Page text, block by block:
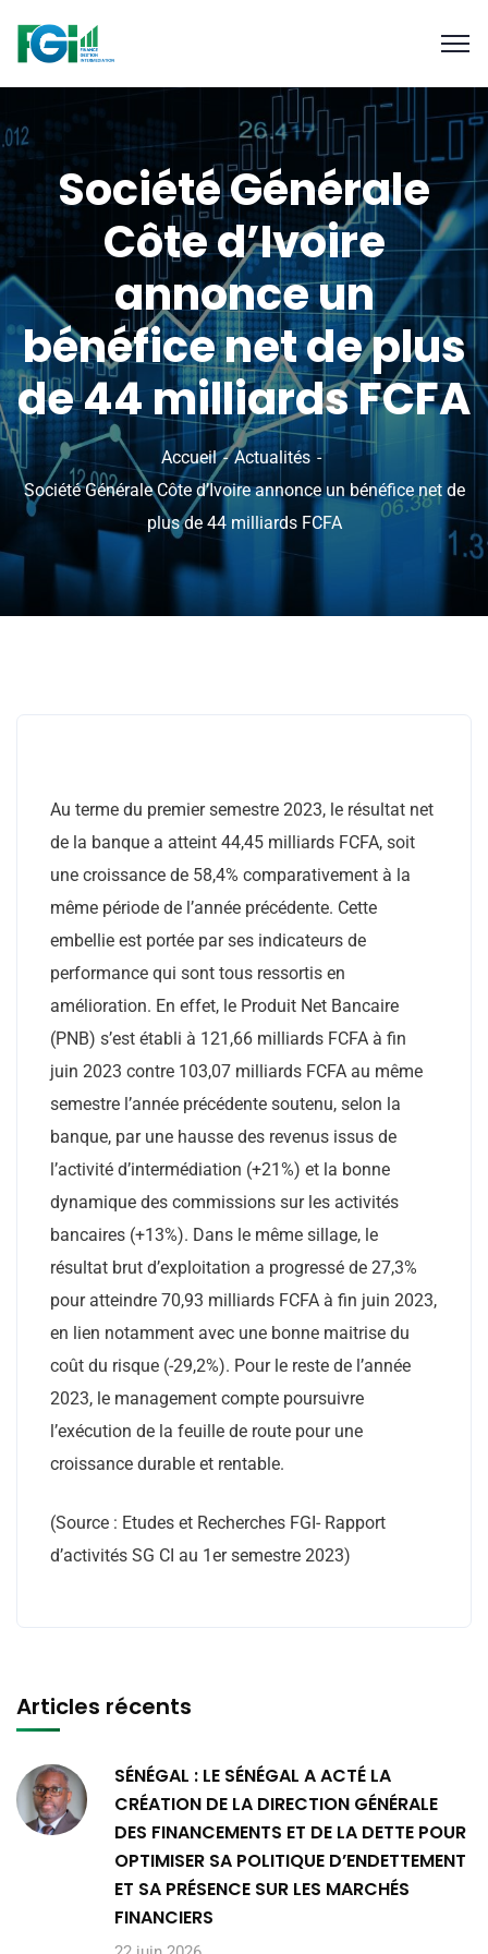
Société Générale
Côte d’Ivoire
annonce un
bénéfice net de plus
de 44 milliards FCFA
Accueil
Actualités
Société Générale Côte d’Ivoire annonce un bénéfice net de
plus de 44 milliards FCFA
Au terme du premier semestre 2023, le résultat net
de la banque a atteint 44,45 milliards FCFA, soit
une croissance de 58,4% comparativement à la
même période de l’année précédente. Cette
embellie est portée par ses indicateurs de
performance qui sont tous ressortis en
amélioration. En effet, le Produit Net Bancaire
(PNB) s’est établi à 121,66 milliards FCFA à fin
juin 2023 contre 103,07 milliards FCFA au même
semestre l’année précédente soutenu, selon la
banque, par une hausse des revenus issus de
l’activité d’intermédiation (+21%) et la bonne
dynamique des commissions sur les activités
bancaires (+13%). Dans le même sillage, le
résultat brut d’exploitation a progressé de 27,3%
pour atteindre 70,93 milliards FCFA à fin juin 2023,
en lien notamment avec une bonne maitrise du
coût du risque (-29,2%). Pour le reste de l’année
2023, le management compte poursuivre
l’exécution de la feuille de route pour une
croissance durable et rentable.
(Source : Etudes et Recherches FGI- Rapport
d’activités SG CI au 1er semestre 2023)
Articles récents
SÉNÉGAL : LE SÉNÉGAL A ACTÉ LA
CRÉATION DE LA DIRECTION GÉNÉRALE
DES FINANCEMENTS ET DE LA DETTE POUR
OPTIMISER SA POLITIQUE D’ENDETTEMENT
ET SA PRÉSENCE SUR LES MARCHÉS
FINANCIERS